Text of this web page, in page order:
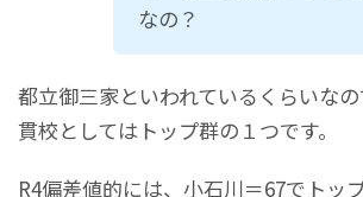
なの？
都立御三家といわれているくらいな
貫校としてはトップ群の１つです。
R4偏差値的には、小石川＝67でトッ